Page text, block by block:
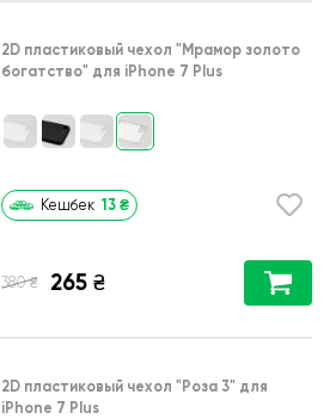
2D пластиковый чехол "Мрамор золото
богатство" для iPhone 7 Plus
Кешбек 13 ₴
380 ₴ 265 ₴
2D пластиковый чехол "Роза 3" для
iPhone 7 Plus